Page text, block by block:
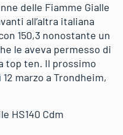
delle Fiamme Gialle
all’altra italiana
150,3 nonostante un
le aveva permesso di
top ten. Il prossimo
marzo a Trondheim,
HS140 Cdm